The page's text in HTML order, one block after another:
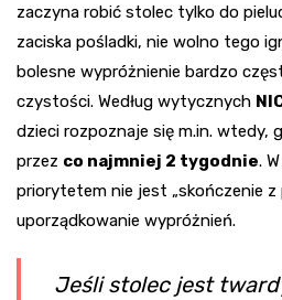
zaczyna robić stolec tylko do
zaciska pośladki, nie wolno tego
bolesne wypróżnienie bardzo
czystości. Według wytycznych
dzieci rozpoznaje się m.in. wtedy,
przez co najmniej 2 tygodnie.
priorytetem nie jest „skończenie z
uporządkowanie wypróżnień.
Jeśli stolec jest